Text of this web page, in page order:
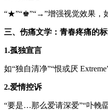
“★”“♚”“→”增强视觉效果，
三、伤痛文学：青春疼痛的
1.孤独宣言
如“独自清净”“恨或厌
2.爱情控诉
“要是…那么爱请深爱”“卟輓